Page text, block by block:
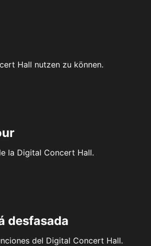
Hall nutzen zu können.
la Digital Concert Hall.
desfasada
del Digital Concert Hall.